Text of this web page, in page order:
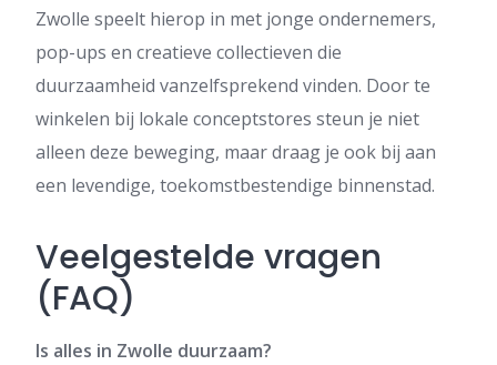
Zwolle speelt hierop in met jonge ondernemers,
pop-ups en creatieve collectieven die
duurzaamheid vanzelfsprekend vinden. Door te
winkelen bij lokale conceptstores steun je niet
alleen deze beweging, maar draag je ook bij aan
een levendige, toekomstbestendige binnenstad.
Veelgestelde vragen
(FAQ)
Is alles in Zwolle duurzaam?